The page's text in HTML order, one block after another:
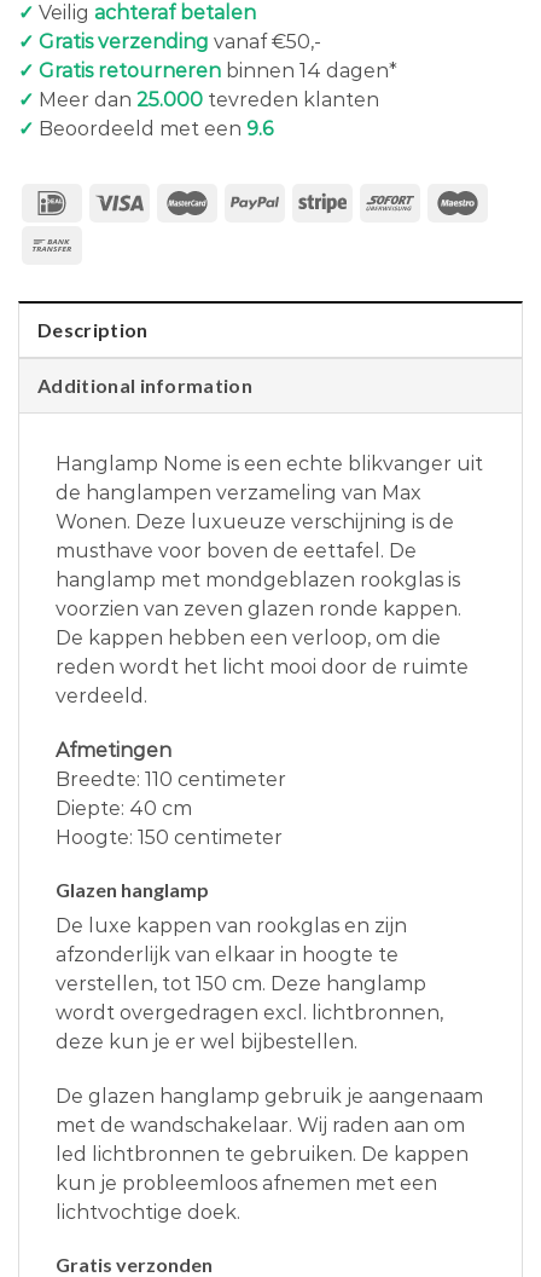
✓ Veilig achteraf betalen
✓ Gratis verzending vanaf €50,-
✓ Gratis retourneren binnen 14 dagen*
✓ Meer dan 25.000 tevreden klanten
✓ Beoordeeld met een 9.6
Description
Additional information
Hanglamp Nome is een echte blikvanger uit
de hanglampen verzameling van Max
Wonen. Deze luxueuze verschijning is de
musthave voor boven de eettafel. De
hanglamp met mondgeblazen rookglas is
voorzien van zeven glazen ronde kappen.
De kappen hebben een verloop, om die
reden wordt het licht mooi door de ruimte
verdeeld.
Afmetingen
Breedte: 110 centimeter
Diepte: 40 cm
Hoogte: 150 centimeter
Glazen hanglamp
De luxe kappen van rookglas en zijn
afzonderlijk van elkaar in hoogte te
verstellen, tot 150 cm. Deze hanglamp
wordt overgedragen excl. lichtbronnen,
deze kun je er wel bijbestellen.
De glazen hanglamp gebruik je aangenaam
met de wandschakelaar. Wij raden aan om
led lichtbronnen te gebruiken. De kappen
kun je probleemloos afnemen met een
lichtvochtige doek.
Gratis verzonden